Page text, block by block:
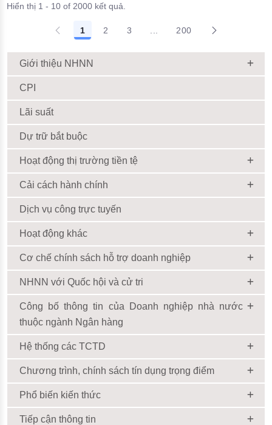
Hiển thị 1 - 10 of 2000 kết quả.
1 2 3 200
Giới thiệu NHNN
CPI
Lãi suất
Dự trữ bắt buộc
Hoạt động thị trường tiền tệ
Cải cách hành chính
Dịch vụ công trực tuyến
Hoạt động khác
Cơ chế chính sách hỗ trợ doanh nghiệp
NHNN với Quốc hội và cử tri
Công bố thông tin của Doanh nghiệp nhà nước
thuộc ngành Ngân hàng
Hệ thống các TCTD
Chương trình, chính sách tín dụng trọng điểm
Phổ biến kiến thức
Tiếp cận thông tin